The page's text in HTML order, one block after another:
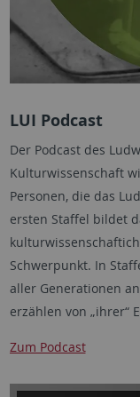
LUI Podcast
Der Podcast des
Kulturwissenschaft
Personen, die das
ersten Staffel bildet
Schwerpunkt. In
aller Generationen
erzählen von „ihrer“
Zum Podcast